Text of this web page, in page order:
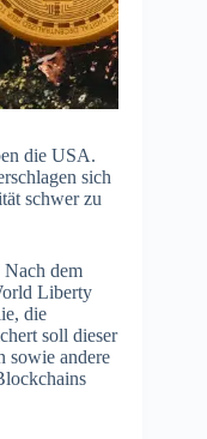
die USA.
sich
schwer zu
dem
Liberty
die
soll dieser
sowie andere